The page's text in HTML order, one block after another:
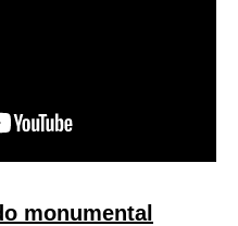
monumental